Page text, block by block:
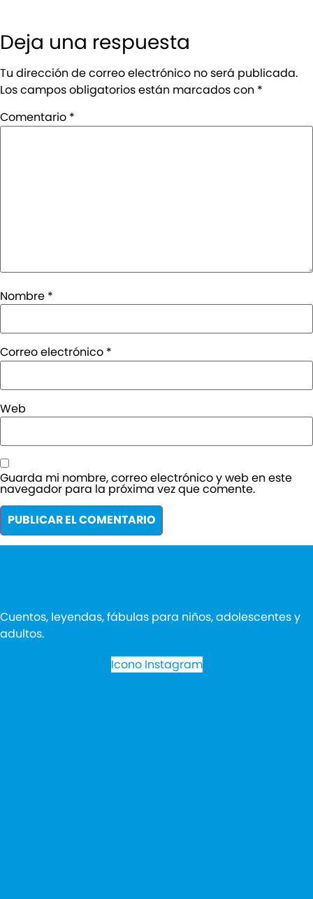
Deja una respuesta
Tu dirección de correo electrónico no será publicada.
Los campos obligatorios están marcados con *
Comentario *
Nombre *
Correo electrónico *
Web
Guarda mi nombre, correo electrónico y web en este
navegador para la próxima vez que comente.
Cuentos, leyendas, fábulas para niños, adolescentes y
adultos.
Icono Instagram